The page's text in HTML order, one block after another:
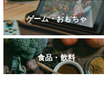
ゲーム・おもちゃ
食品・飲料